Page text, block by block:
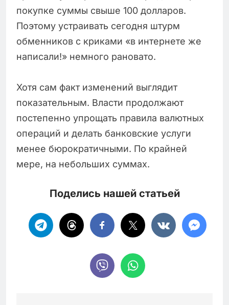
покупке суммы свыше 100 долларов.
Поэтому устраивать сегодня штурм
обменников с криками «в интернете же
написали!» немного рановато.
Хотя сам факт изменений выглядит
показательным. Власти продолжают
постепенно упрощать правила валютных
операций и делать банковские услуги
менее бюрократичными. По крайней
мере, на небольших суммах.
Поделись нашей статьей